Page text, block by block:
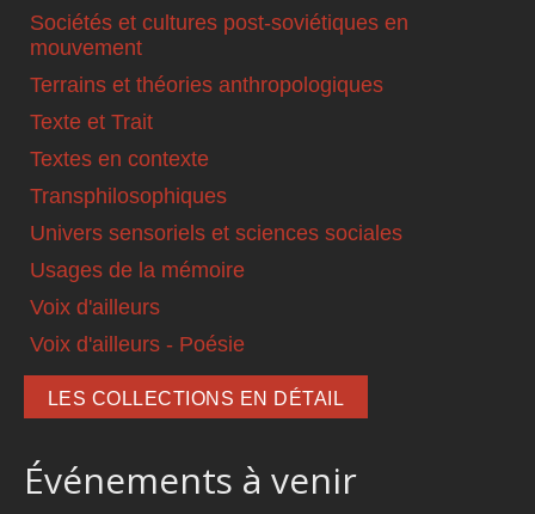
Sociétés et cultures post-soviétiques en
mouvement
Terrains et théories anthropologiques
Texte et Trait
Textes en contexte
Transphilosophiques
Univers sensoriels et sciences sociales
Usages de la mémoire
Voix d'ailleurs
Voix d'ailleurs - Poésie
LES COLLECTIONS EN DÉTAIL
Événements à venir